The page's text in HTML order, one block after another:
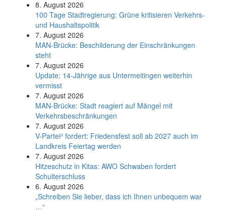
8. August 2026
100 Tage Stadtregierung: Grüne kritisieren Verkehrs-
und Haushaltspolitik
7. August 2026
MAN-Brücke: Beschilderung der Einschränkungen
steht
7. August 2026
Update: 14-Jährige aus Untermeitingen weiterhin
vermisst
7. August 2026
MAN-Brücke: Stadt reagiert auf Mängel mit
Verkehrsbeschränkungen
7. August 2026
V-Partei­³ fordert: Friedens­fest soll ab 2027 auch im
Land­kreis Feier­tag werden
7. August 2026
Hitzeschutz in Kitas: AWO Schwaben fordert
Schulterschluss
6. August 2026
„Schreiben Sie lieber, dass ich Ihnen unbequem war
…“